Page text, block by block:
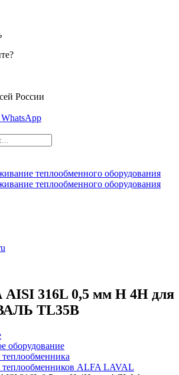
России
316L 0,5 мм H 4H для
TL35B
оборудование
ALFA LAVAL